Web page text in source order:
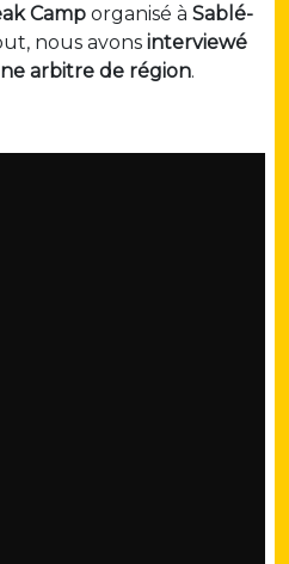
Camp organisé à Sablé-
nous avons interviewé
arbitre de région.